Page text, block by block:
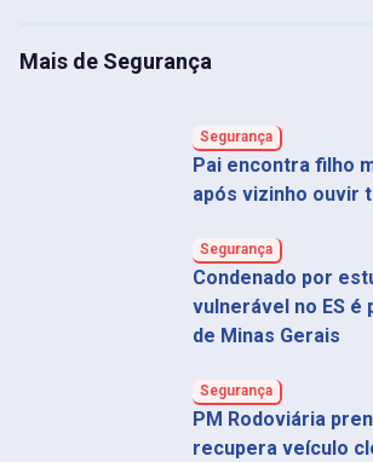
Mais de Segurança
Segurança
Pai encontra filho
após vizinho ouvir
Segurança
Condenado por
vulnerável no ES é
de Minas Gerais
Segurança
PM Rodoviária
recupera veículo